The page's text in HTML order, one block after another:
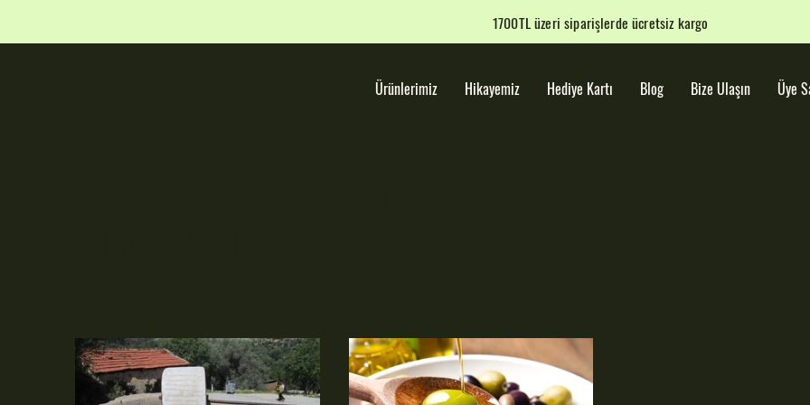
Ürünlerimiz Hikayemiz Hediye Kartı Blog Bize Ulaşın Üye
1700TL üzeri siparişlerde ücretsiz kargo